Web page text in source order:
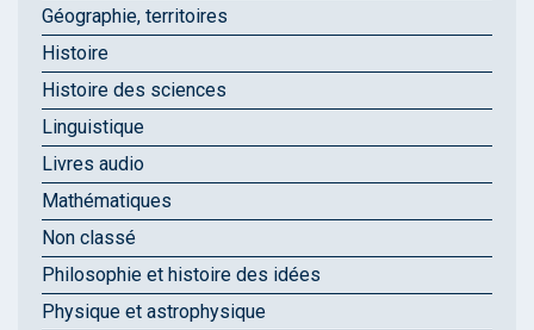
Géographie, territoires
Histoire
Histoire des sciences
Linguistique
Livres audio
Mathématiques
Non classé
Philosophie et histoire des idées
Physique et astrophysique